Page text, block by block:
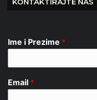
Ime i Prezime *
Email *